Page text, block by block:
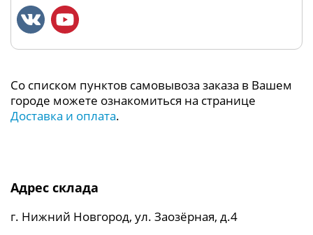
Со списком пунктов самовывоза заказа в Вашем
городе можете ознакомиться на странице
Доставка и оплата.
Адрес склада
г. Нижний Новгород, ул. Заозёрная, д.4